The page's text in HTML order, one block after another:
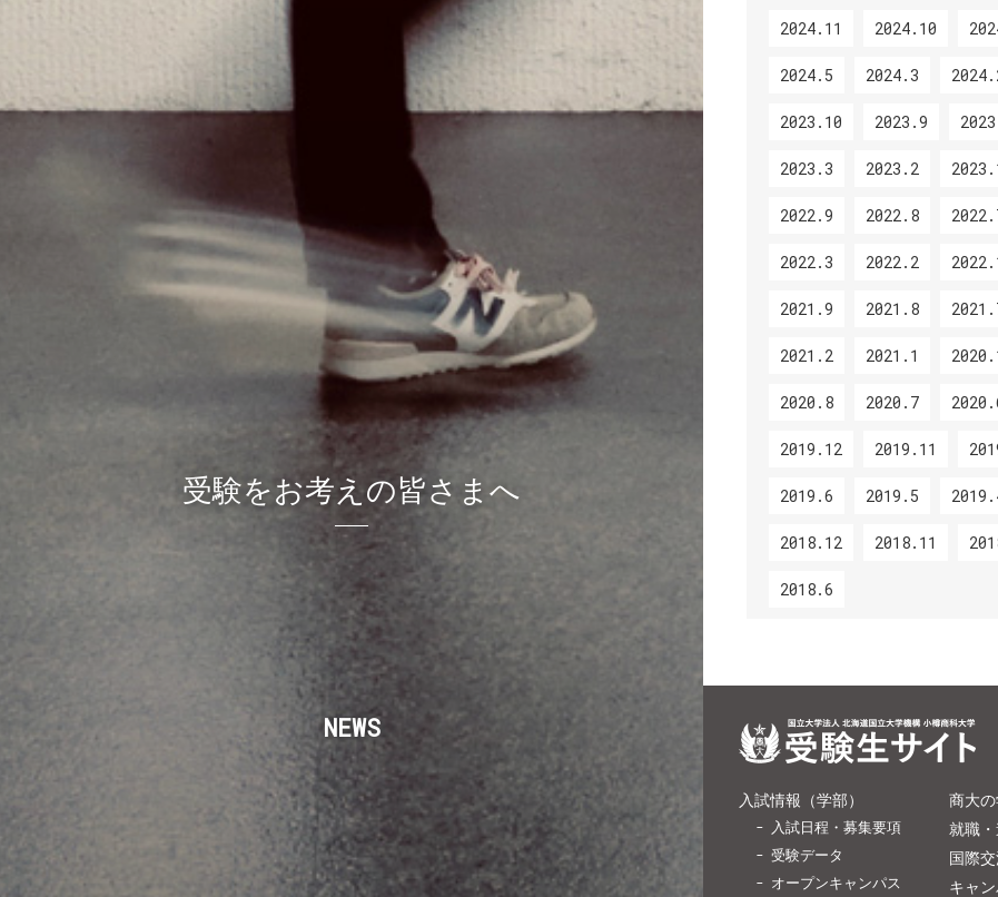
受験をお考えの皆さまへ
NEWS
2024.11 2024.10
2024.5 2024.3
2023.10 2023.9
2023.3 2023.2
2022.9 2022.8
2022.3 2022.2
2021.9 2021.8
2021.2 2021.1
2020.8 2020.7
2019.12 2019.11
2019.6 2019.5
2018.12 2018.11
2018.6
入試情報（学部）
入試日程・募集要項
受験データ
オープンキャンパス
商大
就職
国際
キャ